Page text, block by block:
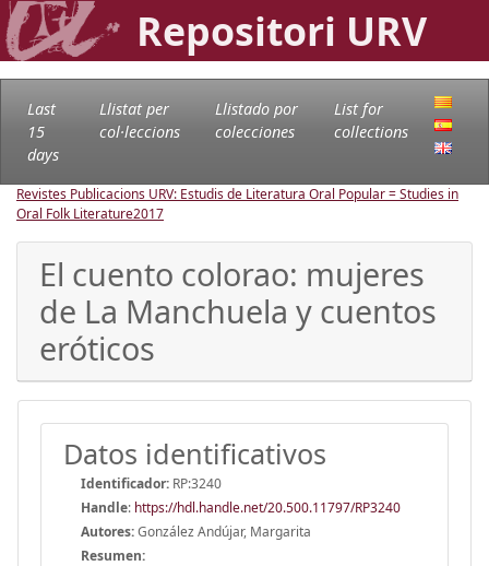
Repositori URV
Last
15
days
Llistat per
col·leccions
Llistado por
colecciones
List for
collections
Revistes Publicacions URV: Estudis de Literatura Oral Popular = Studies in
Oral Folk Literature2017
El cuento colorao: mujeres
de La Manchuela y cuentos
eróticos
Datos identificativos
Identificador: RP:3240
Handle: https://hdl.handle.net/20.500.11797/RP3240
Autores:González Andújar, Margarita
Resumen: